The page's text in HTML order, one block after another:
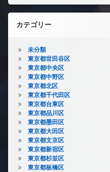
カテゴリー
未分類
東京都世田谷区
東京都中央区
東京都中野区
東京都北区
東京都千代田区
東京都台東区
東京都品川区
東京都墨田区
東京都大田区
東京都文京区
東京都新宿区
東京都杉並区
東京都板橋区